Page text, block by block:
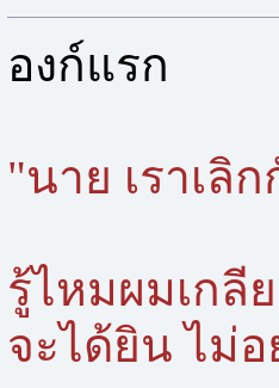
องก์แรก
"นาย เราเลิ
รู้ไหมผมเกลี
จะได้ยิน ไม่